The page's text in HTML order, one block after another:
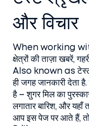
और विचार
When working
क्षेत्रों की ताज़ा खबरें,
Also known as
ही जगह जानकारी देता है.
है – शुगर मिल का
लगातार बारिश, और
आप इस पेज पर आते हैं,